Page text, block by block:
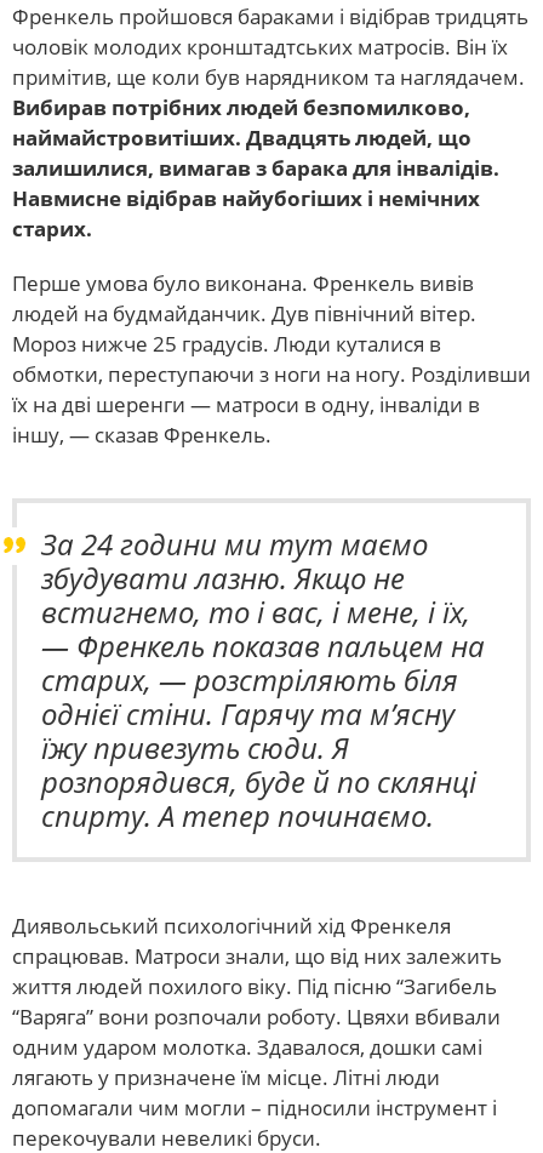
Френкель пройшовся бараками і відібрав тридцять
чоловік молодих кронштадтських матросів. Він їх
примітив, ще коли був нарядником та наглядачем.
Вибирав потрібних людей безпомилково,
наймайстровитіших. Двадцять людей, що
залишилися, вимагав з барака для інвалідів.
Навмисне відібрав найубогіших і немічних
старих.
Перше умова було виконана. Френкель вивів
людей на будмайданчик. Дув північний вітер.
Мороз нижче 25 градусів. Люди куталися в
обмотки, переступаючи з ноги на ногу. Розділивши
їх на дві шеренги — матроси в одну, інваліди в
іншу, — сказав Френкель.
За 24 години ми тут маємо
збудувати лазню. Якщо не
встигнемо, то і вас, і мене, і їх,
— Френкель показав пальцем на
старих, — розстріляють біля
однієї стіни. Гарячу та м’ясну
їжу привезуть сюди. Я
розпорядився, буде й по склянці
спирту. А тепер починаємо.
Диявольський психологічний хід Френкеля
спрацював. Матроси знали, що від них залежить
життя людей похилого віку. Під пісню “Загибель
“Варяга” вони розпочали роботу. Цвяхи вбивали
одним ударом молотка. Здавалося, дошки самі
лягають у призначене їм місце. Літні люди
допомагали чим могли – підносили інструмент і
перекочували невеликі бруси.